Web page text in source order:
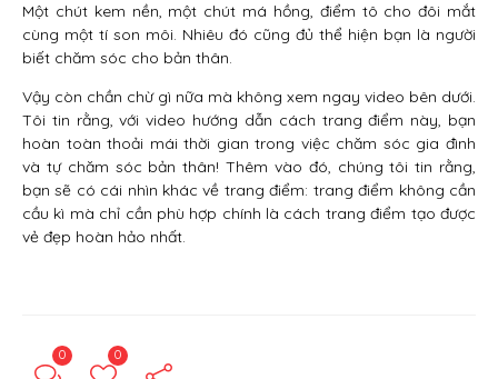
Một chút kem nền, một chút má hồng, điểm tô cho đôi mắt
cùng một tí son môi. Nhiêu đó cũng đủ thể hiện bạn là người
biết chăm sóc cho bản thân.
Vậy còn chần chừ gì nữa mà không xem ngay video bên dưới.
Tôi tin rằng, với video hướng dẫn cách trang điểm này, bạn
hoàn toàn thoải mái thời gian trong việc chăm sóc gia đình
và tự chăm sóc bản thân! Thêm vào đó, chúng tôi tin rằng,
bạn sẽ có cái nhìn khác về trang điểm: trang điểm không cần
cầu kì mà chỉ cần phù hợp chính là cách trang điểm tạo được
vẻ đẹp hoàn hảo nhất.
0 0